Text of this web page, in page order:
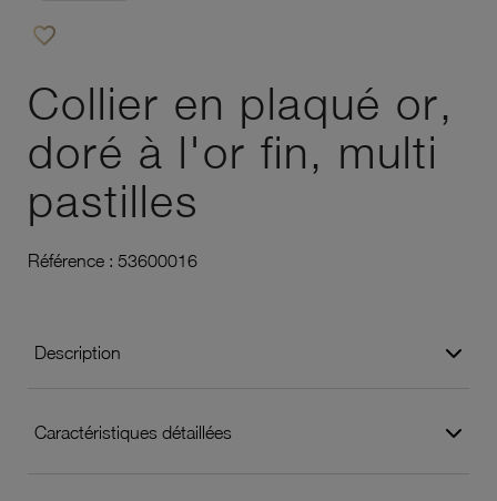
favorite_border
Collier en plaqué or,
doré à l'or fin, multi
pastilles
Référence : 53600016
Description
Caractéristiques détaillées